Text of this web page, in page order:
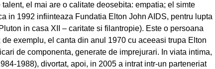
el mai are o calitate deosebita: empatia; el simte
in 1992 infiinteaza Fundatia Elton John AIDS, pentru lupta
in casa XII – caritate si filantropie). Este o persoana
exemplu, el canta din anul 1970 cu aceeasi trupa Elton
de componenta, generate de imprejurari. In viata intima,
1988), divortat, apoi, in 2005 a intrat intr-un parteneriat